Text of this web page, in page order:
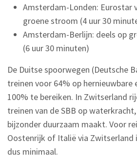
Amsterdam-Londen: Eurostar
groene stroom (4 uur 30
Amsterdam-Berlijn: deels op
(6 uur 30 minuten)
De Duitse spoorwegen (Deutsche
treinen voor 64% op hernieuwbare
100% te bereiken. In Zwitserland
treinen van de SBB op
bijzonder duurzaam maakt. Voor
Oostenrijk of Italië via Zwitserland
dus minimaal.